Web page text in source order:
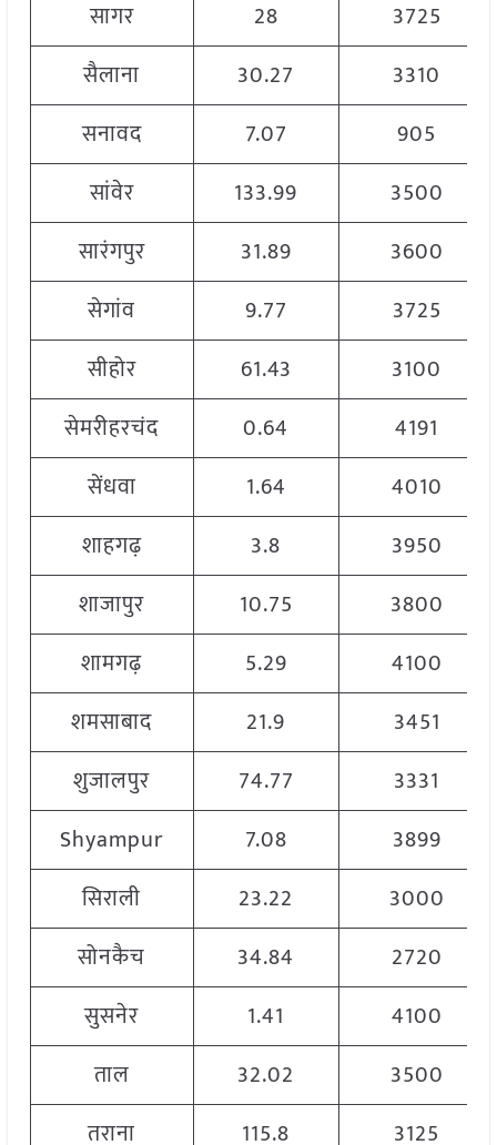
सागर 28
3725
सैलाना
30.27
3310
सनावद
7.07
905
सांवेर
133.99
3500
सारंगपुर
31.89
3600
सेगांव
9.77
3725
सीहोर
61.43
3100
सेमरीहरचंद
0.64
4191
सेंधवा
1.64
4010
शाहगढ़
3.8
3950
शाजापुर
10.75
3800
शामगढ़
5.29
4100
शमसाबाद
21.9
3451
शुजालपुर
74.77
3331
Shyampur
7.08
3899
सिराली
23.22
3000
सोनकैच
34.84
2720
सुसनेर
1.41
4100
ताल
32.02
3500
तराना
115.8
3125